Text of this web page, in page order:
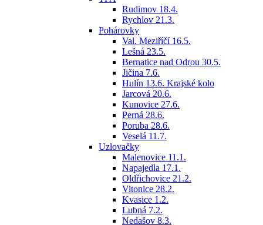
Rudimov 18.4.
Rychlov 21.3.
Pohárovky
Val. Meziříčí 16.5.
Lešná 23.5.
Bernatice nad Odrou 30.5.
Jičina 7.6.
Hulín 13.6. Krajské kolo
Jarcová 20.6.
Kunovice 27.6.
Perná 28.6.
Poruba 28.6.
Veselá 11.7.
Uzlovačky
Malenovice 11.1.
Napajedla 17.1.
Oldřichovice 21.2.
Vitonice 28.2.
Kvasice 1.2.
Lubná 7.2.
Nedašov 8.3.